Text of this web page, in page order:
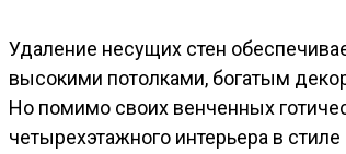
Удаление несущих стен
высокими потолками, богатым
Но помимо своих венченных
четырехэтажного интерьера в